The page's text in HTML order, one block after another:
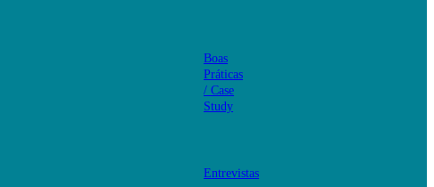
Boas
Práticas
/ Case
Study
Entrevistas